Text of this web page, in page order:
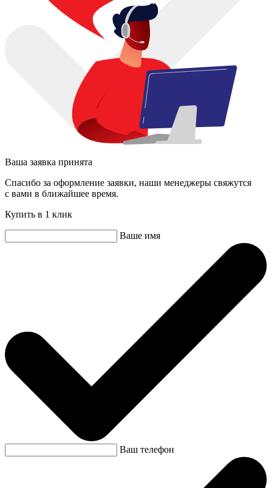
Ваша заявка принята
Спасибо за оформление заявки, наши менеджеры свяжутся
с вами в ближайшее время.
Купить в 1 клик
Ваше имя
Ваш телефон